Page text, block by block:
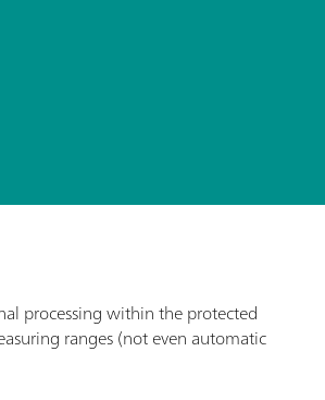
processing within the protected
ranges (not even automatic